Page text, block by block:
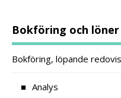
Bokföring och löner
Bokföring, löpande
Analys